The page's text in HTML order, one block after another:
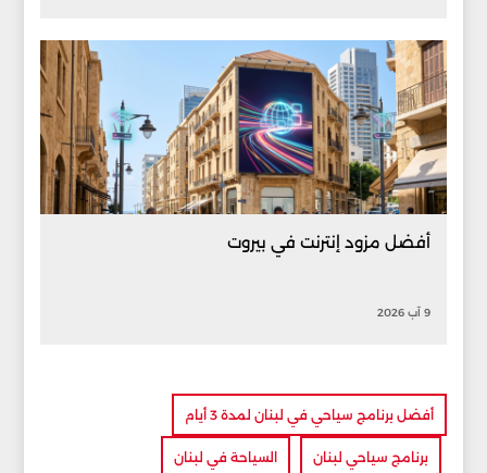
أفضل مزود إنترنت في بيروت
9 آب 2026
أفضل برنامج سياحي في لبنان لمدة 3 أيام
برنامج سياحي لبنان السياحة في لبنان